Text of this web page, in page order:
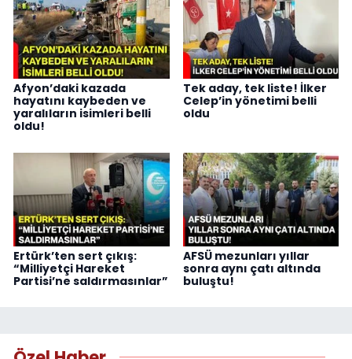
Afyon’daki kazada
hayatını kaybeden ve
yaralıların isimleri belli
oldu!
Tek aday, tek liste! İlker
Celep’in yönetimi belli
oldu
Ertürk’ten sert çıkış:
“Milliyetçi Hareket
Partisi’ne saldırmasınlar”
AFSÜ mezunları yıllar
sonra aynı çatı altında
buluştu!